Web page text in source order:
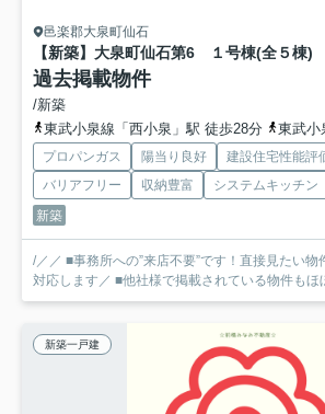
邑楽郡大泉町仙石
過去掲載物件
/新築
東武小泉線「西小泉」駅 徒歩28分
東武小泉
プロパンガス 陽当り良好
建設住宅性能評
バリアフリー
収納豊富
システムキッチン
新築
/／／ ■事務所への”来店不要”です！直接見たい
対応します／ ■他社様で掲載されている物件もほ
新築一戸建